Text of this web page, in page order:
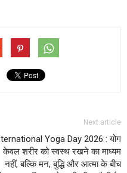
Next article
Yoga Day 2026 : योग
केवल शरीर को स्वस्थ रखने का माध्यम
नहीं, बल्कि मन, बुद्धि और आत्मा के बीच